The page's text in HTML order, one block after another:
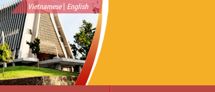
Vietnamese| English